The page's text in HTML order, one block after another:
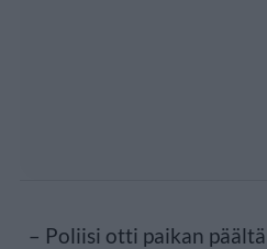
– Poliisi otti paikan